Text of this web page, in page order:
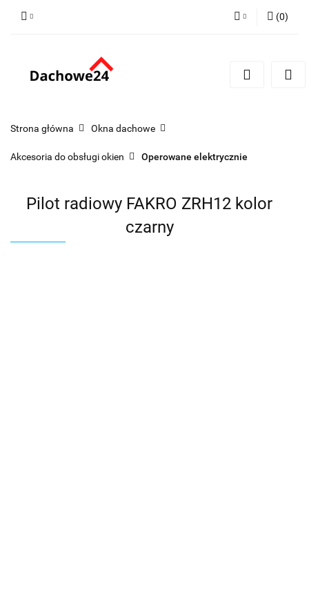
Zarejestruj się
(0)
Strona główna Okna dachowe
Akcesoria do obsługi okien Operowane elektrycznie
Pilot radiowy FAKRO ZRH12 kolor
czarny